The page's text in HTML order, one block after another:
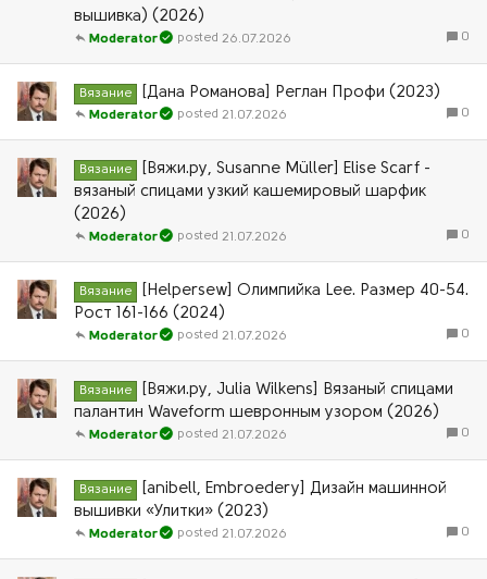
вышивка) (2026)
0
26.07.2026
Moderator
Вязание [Дана Романова] Реглан Профи (2023)
0
21.07.2026
Moderator
Вязание
[Вяжи.ру, Susanne Müller] Elise Scarf -
вязаный спицами узкий кашемировый шарфик
(2026)
0
21.07.2026
Moderator
Вязание
[Helpersew] Олимпийка Lee. Размер 40-54.
Рост 161-166 (2024)
0
21.07.2026
Moderator
Вязание
[Вяжи.ру, Julia Wilkens] Вязаный спицами
палантин Waveform шевронным узором (2026)
0
21.07.2026
Moderator
Вязание
[anibell, Embroedery] Дизайн машинной
вышивки «Улитки» (2023)
0
21.07.2026
Moderator